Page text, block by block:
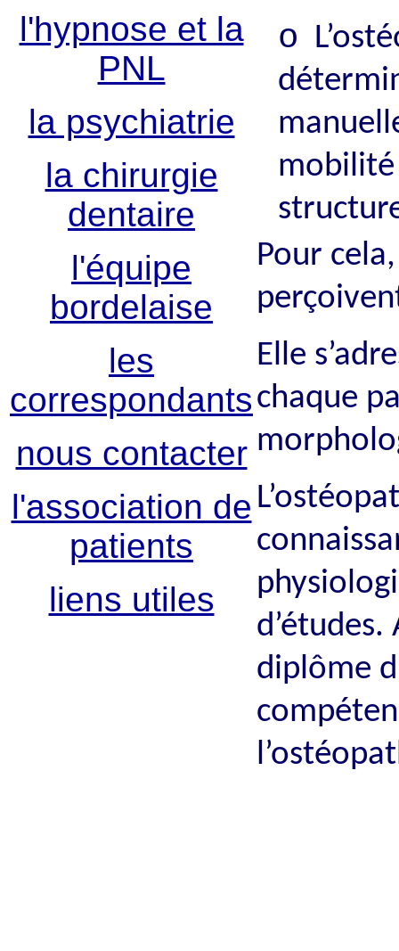
l'hypnose et la
PNL
la psychiatrie
la chirurgie
dentaire
l'équipe
bordelaise
les
correspondants
nous contacter
l'association de
patients
liens utiles
o
mobilité
Pour
Elle
chaque
diplôme